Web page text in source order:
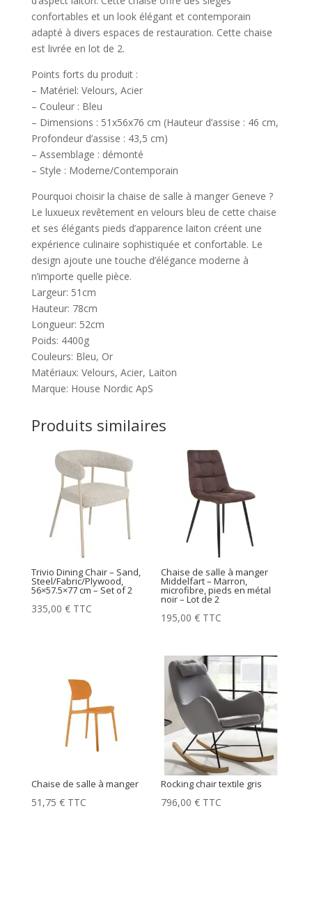
confortables et un look élégant et contemporain
adapté à divers espaces de restauration. Cette chaise
est livrée en lot de 2.
Points forts du produit :
– Matériel: Velours, Acier
– Couleur : Bleu
– Dimensions : 51x56x76 cm (Hauteur d’assise : 46 cm,
Profondeur d’assise : 43,5 cm)
– Assemblage : démonté
– Style : Moderne/Contemporain
Pourquoi choisir la chaise de salle à manger Geneve ?
Le luxueux revêtement en velours bleu de cette chaise
et ses élégants pieds d’apparence laiton créent une
expérience culinaire sophistiquée et confortable. Le
design ajoute une touche d’élégance moderne à
n’importe quelle pièce.
Largeur: 51cm
Hauteur: 78cm
Longueur: 52cm
Poids: 4400g
Couleurs: Bleu, Or
Matériaux: Velours, Acier, Laiton
Marque: House Nordic ApS
Produits similaires
Trivio Dining Chair – Sand,
Steel/Fabric/Plywood,
56×57.5×77 cm – Set of 2
335,00 € TTC
Chaise de salle à manger
Middelfart – Marron,
microfibre, pieds en métal
noir – Lot de 2
195,00€ TTC
Chaise de salle à manger
51,75 € TTC
Rocking chair textile gris
796,00€ TTC